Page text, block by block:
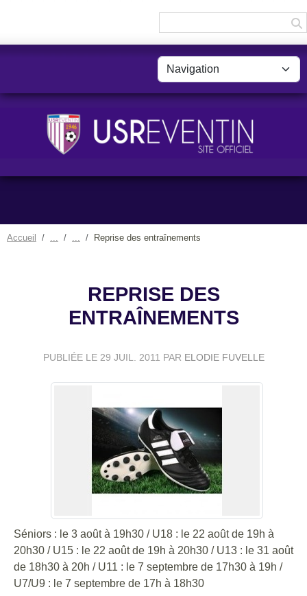
Accueil Reprise des entraînements
REPRISE DES
ENTRAÎNEMENTS
PUBLIÉE LE 29 JUIL. 2011 PAR ELODIE FUVELLE
Séniors : le 3 août à 19h30 / U18 : le 22 août de 19h à
20h30 / U15 : le 22 août de 19h à 20h30 / U13 : le 31 août
de 18h30 à 20h / U11 : le 7 septembre de 17h30 à 19h /
U7/U9 : le 7 septembre de 17h à 18h30